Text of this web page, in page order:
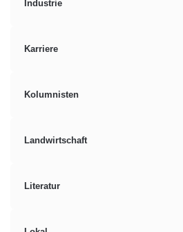
Industrie
Karriere
Kolumnisten
Landwirtschaft
Literatur